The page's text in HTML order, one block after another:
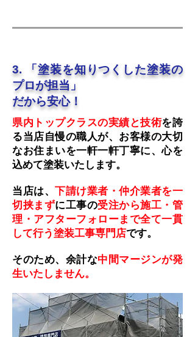
3. 「塗装を知りつくした塗装の
プロが担当」
だから安心！
県内トップクラスの実績と技術を誇
る当店自慢の職人が、お客様の大切
なお住まいを一軒一軒丁寧に、心を
込めて塗装いたします。
当店は、下請け業者・仲介業者を一
切挟まずに工事の受注から施工・管
理・アフターフォローまで全て一貫
して行う塗装工事専門店です。
そのため、余計な中間マージンが発
生いたしません。​